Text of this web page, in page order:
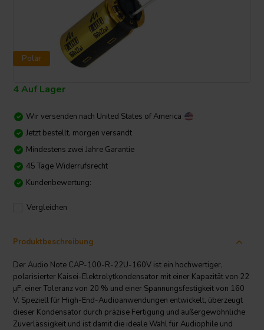
Polar
4 Auf Lager
Wir versenden nach United States of America
Jetzt bestellt, morgen versandt
Mindestens zwei Jahre Garantie
45 Tage Widerrufsrecht
Kundenbewertung:
Vergleichen
Produktbeschreibung
Der Audio Note CAP-100-R-22U-160V ist ein hochwertiger,
polarisierter Kaisei-Elektrolytkondensator mit einer Kapazität von 22
µF, einer Toleranz von 20 % und einer Spannungsfestigkeit von 160
V. Speziell für High-End-Audioanwendungen entwickelt, überzeugt
dieser Kondensator durch präzise Fertigung und außergewöhnliche
Zuverlässigkeit und ist damit die ideale Wahl für Audiophile und